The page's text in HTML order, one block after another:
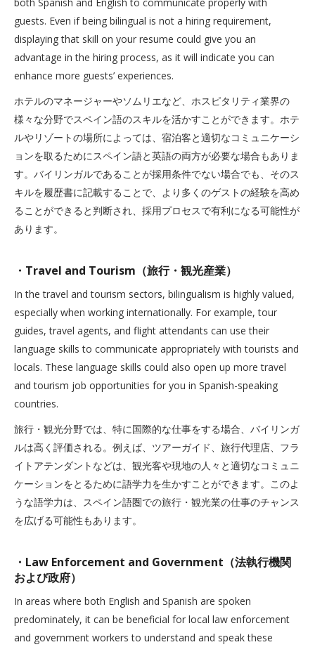
guests. Even if being bilingual is not a hiring requirement,
displaying that skill on your resume could give you an
advantage in the hiring process, as it will indicate you can
enhance more guests’ experiences.
ホテルのマネージャーやソムリエなど、ホスピタリティ業界の
様々な分野でスペイン語のスキルを活かすことができます。ホテ
ルやリゾートの場所によっては、宿泊客と適切なコミュニケーシ
ョンを取るためにスペイン語と英語の両方が必要な場合もありま
す。バイリンガルであることが採用条件でない場合でも、そのス
キルを履歴書に記載することで、より多くのゲストの経験を高め
ることができると判断され、採用プロセスで有利になる可能性が
あります。
・Travel and Tourism（旅行・観光産業）
In the travel and tourism sectors, bilingualism is highly valued,
especially when working internationally. For example, tour
guides, travel agents, and flight attendants can use their
language skills to communicate appropriately with tourists and
locals. These language skills could also open up more travel
and tourism job opportunities for you in Spanish-speaking
countries.
旅行・観光分野では、特に国際的な仕事をする場合、バイリンガ
ルは高く評価される。例えば、ツアーガイド、旅行代理店、フラ
イトアテンダントなどは、観光客や現地の人々と適切なコミュニ
ケーションをとるために語学力を生かすことができます。このよ
うな語学力は、スペイン語圏での旅行・観光業の仕事のチャンス
を広げる可能性もあります。
・Law Enforcement and Government（法執行機関
および政府）
In areas where both English and Spanish are spoken
predominately, it can be beneficial for local law enforcement
and government workers to understand and speak these